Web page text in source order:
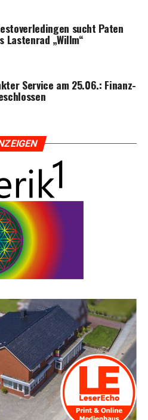
sucht Paten
Las­ten­rad „Willm“
Ser­vice am 25.06.: Finanz­